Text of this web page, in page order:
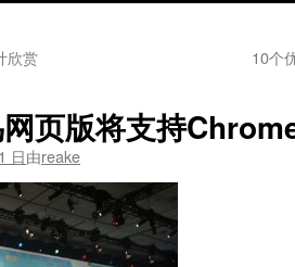
欣赏 10个
页版将支持
日由reake